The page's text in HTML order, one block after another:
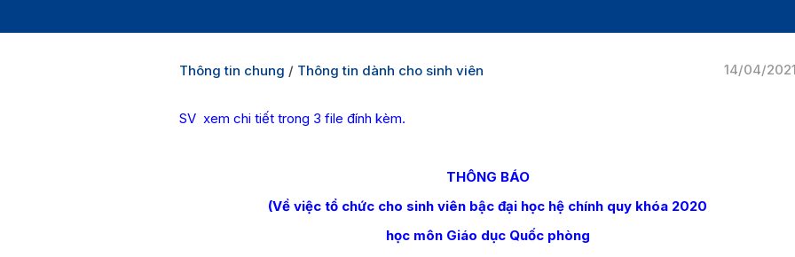
14/04/2021
Thông tin chung / Thông tin dành cho sinh viên
SV xem chi tiết trong 3 file đính kèm.
THÔNG BÁO
(Về việc tổ chức cho sinh viên bậc đại học hệ chính quy khóa 2020
học môn Giáo dục Quốc phòng